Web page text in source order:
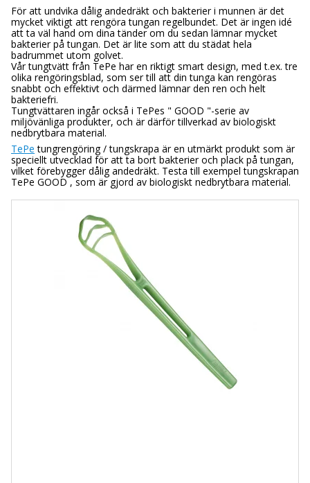
För att undvika dålig andedräkt och bakterier i munnen är det
mycket viktigt att rengöra tungan regelbundet. Det är ingen idé
att ta väl hand om dina tänder om du sedan lämnar mycket
bakterier på tungan. Det är lite som att du städat hela
badrummet utom golvet.
Vår tungtvätt från TePe har en riktigt smart design, med t.ex. tre
olika rengöringsblad, som ser till att din tunga kan rengöras
snabbt och effektivt och därmed lämnar den ren och helt
bakteriefri.
Tungtvättaren ingår också i TePes " GOOD "-serie av
miljövänliga produkter, och är därför tillverkad av biologiskt
nedbrytbara material.
TePe tungrengöring / tungskrapa är en utmärkt produkt som är
speciellt utvecklad för att ta bort bakterier och plack på tungan,
vilket förebygger dålig andedräkt. Testa till exempel tungskrapan
TePe GOOD , som är gjord av biologiskt nedbrytbara material.